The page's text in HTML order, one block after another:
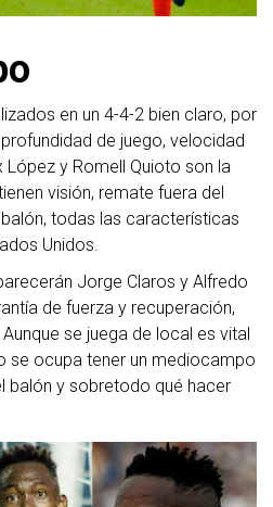
en un 4-4-2 bien claro, por
de juego, velocidad
y Romell Quioto son la
visión, remate fuera del
todas las características
Unidos.
Jorge Claros y Alfredo
de fuerza y recuperación,
se juega de local es vital
se ocupa tener un mediocampo
balón y sobretodo qué hacer